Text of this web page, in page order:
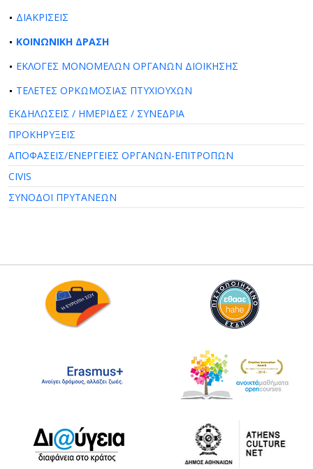
ΔΙΑΚΡΙΣΕΙΣ
ΚΟΙΝΩΝΙΚΗ ΔΡΑΣΗ
ΕΚΛΟΓΕΣ ΜΟΝΟΜΕΛΩΝ ΟΡΓΑΝΩΝ ΔΙΟΙΚΗΣΗΣ
ΤΕΛΕΤΕΣ ΟΡΚΩΜΟΣΙΑΣ ΠΤΥΧΙΟΥΧΩΝ
ΕΚΔΗΛΩΣΕΙΣ / ΗΜΕΡΙΔΕΣ / ΣΥΝΕΔΡΙΑ
ΠΡΟΚΗΡΥΞΕΙΣ
ΑΠΟΦΑΣΕΙΣ/ΕΝΕΡΓΕΙΕΣ ΟΡΓΑΝΩΝ-ΕΠΙΤΡΟΠΩΝ
CIVIS
ΣΥΝΟΔΟΙ ΠΡΥΤΑΝΕΩΝ